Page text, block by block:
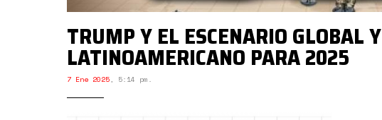
TRUMP Y EL ESCENARIO GLOBAL Y
LATINOAMERICANO PARA 2025
7 Ene 2025, 5:14 pm.